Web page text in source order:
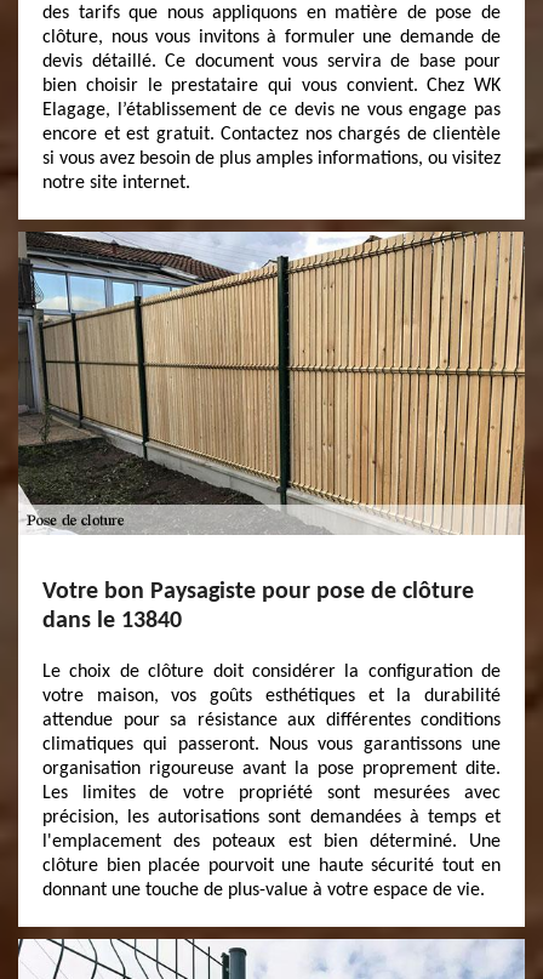
des tarifs que nous appliquons en matière de pose de
clôture, nous vous invitons à formuler une demande de
devis détaillé. Ce document vous servira de base pour
bien choisir le prestataire qui vous convient. Chez WK
Elagage, l’établissement de ce devis ne vous engage pas
encore et est gratuit. Contactez nos chargés de clientèle
si vous avez besoin de plus amples informations, ou visitez
notre site internet.
Votre bon Paysagiste pour pose de clôture
dans le 13840
Le choix de clôture doit considérer la configuration de
votre maison, vos goûts esthétiques et la durabilité
attendue pour sa résistance aux différentes conditions
climatiques qui passeront. Nous vous garantissons une
organisation rigoureuse avant la pose proprement dite.
Les limites de votre propriété sont mesurées avec
précision, les autorisations sont demandées à temps et
l'emplacement des poteaux est bien déterminé. Une
clôture bien placée pourvoit une haute sécurité tout en
donnant une touche de plus-value à votre espace de vie.